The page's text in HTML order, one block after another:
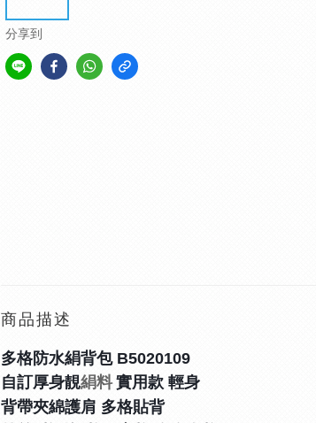
分享到
商品描述
多格防水絹背包 B5020109
自訂厚身靚絹料實用款 輕身
背帶夾綿護肩 多格貼背